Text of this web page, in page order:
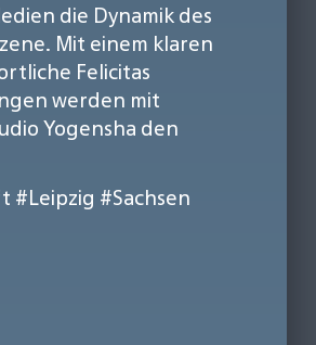
die Dynamik des
Mit einem klaren
Felicitas
werden mit
Yogensha den
#Leipzig #Sachsen